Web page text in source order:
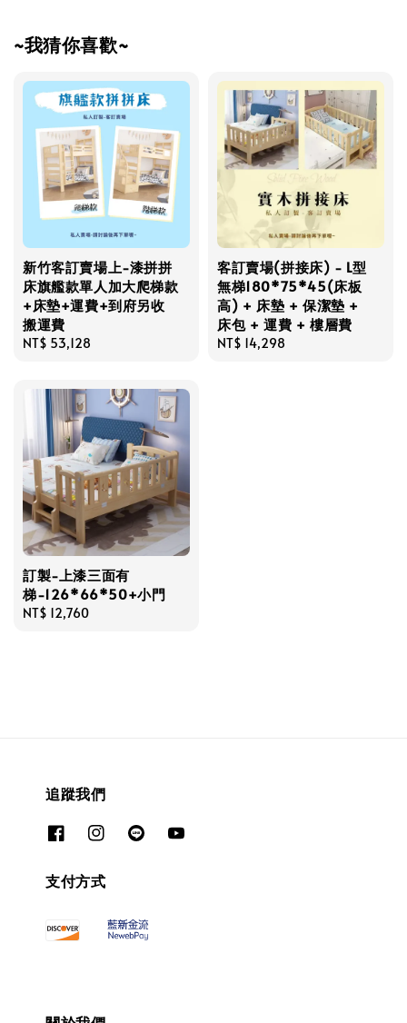
~我猜你喜歡~
新竹客訂賣場上-漆拼拼
床旗艦款單人加大爬梯款
+床墊+運費+到府另收
搬運費
Regular
NT$ 53,128
客訂賣場(拼接床) - L型
無梯180*75*45(床板
高) + 床墊 + 保潔墊 +
床包 + 運費 + 樓層費
Regular
NT$ 14,298
訂製-上漆三面有
梯-126*66*50+小門
Regular
NT$ 12,760
追蹤我們
支付方式